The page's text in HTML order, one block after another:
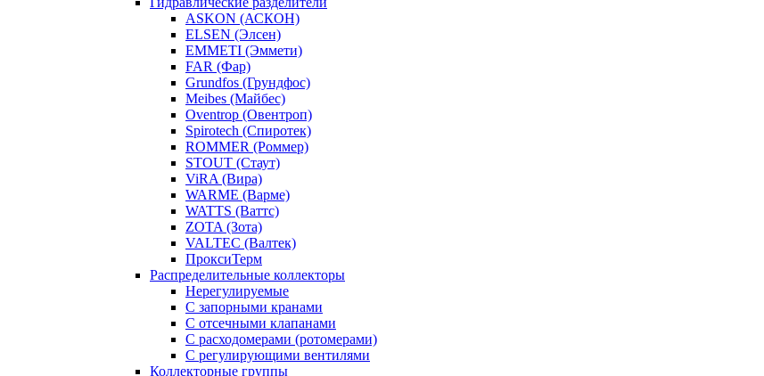
ASKON (АСКОН)
ELSEN (Элсен)
EMMETI (Эммети)
FAR (Фар)
Grundfos (Грундфос)
Meibes (Майбес)
Oventrop (Овентроп)
Spirotech (Спиротек)
ROMMER (Роммер)
STOUT (Стаут)
ViRA (Вира)
WARME (Варме)
WATTS (Ваттс)
ZOTA (Зота)
VALTEC (Валтек)
ПроксиТерм
Распределительные коллекторы
Нерегулируемые
С запорными кранами
С отсечными клапанами
С расходомерами (ротомерами)
С регулирующими вентилями
Коллекторные группы